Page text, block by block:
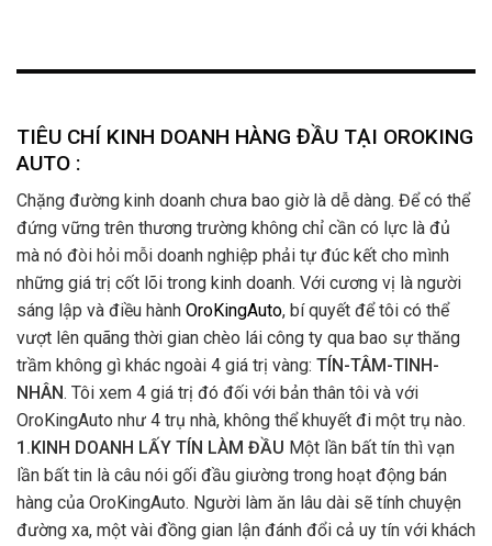
TIÊU CHÍ KINH DOANH HÀNG ĐẦU TẠI OROKING
AUTO :
Chặng đường kinh doanh chưa bao giờ là dễ dàng. Để có thể
đứng vững trên thương trường không chỉ cần có lực là đủ
mà nó đòi hỏi mỗi doanh nghiệp phải tự đúc kết cho mình
những giá trị cốt lõi trong kinh doanh. Với cương vị là người
sáng lập và điều hành OroKingAuto, bí quyết để tôi có thể
vượt lên quãng thời gian chèo lái công ty qua bao sự thăng
trầm không gì khác ngoài 4 giá trị vàng: TÍN-TÂM-TINH-
NHÂN. Tôi xem 4 giá trị đó đối với bản thân tôi và với
OroKingAuto như 4 trụ nhà, không thể khuyết đi một trụ nào.
1.KINH DOANH LẤY TÍN LÀM ĐẦU Một lần bất tín thì vạn
lần bất tin là câu nói gối đầu giường trong hoạt động bán
hàng của OroKingAuto. Người làm ăn lâu dài sẽ tính chuyện
đường xa, một vài đồng gian lận đánh đổi cả uy tín với khách